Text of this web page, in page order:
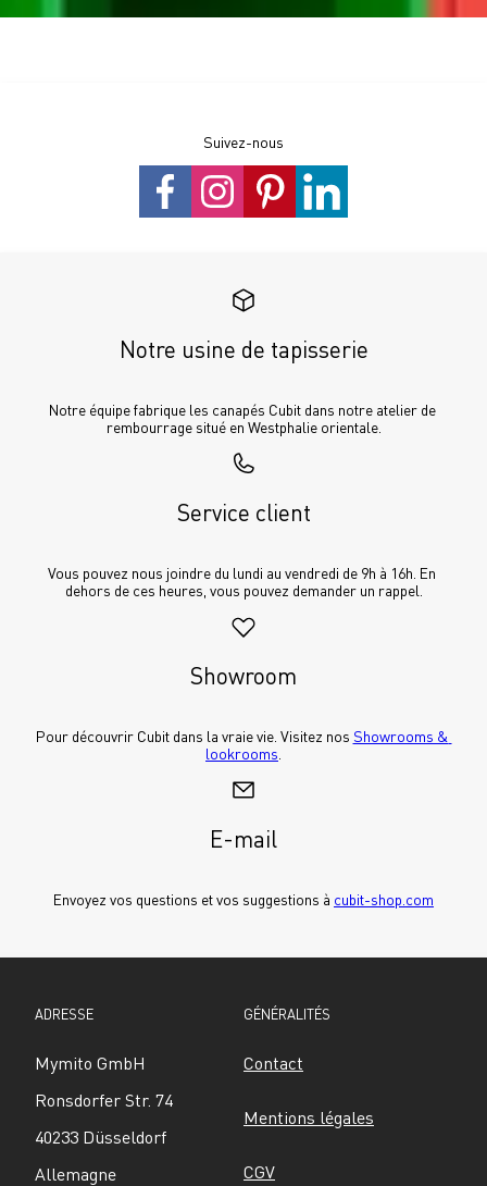
Suivez-nous
Notre usine de tapisserie
Notre équipe fabrique les canapés Cubit dans notre atelier de
rembourrage situé en Westphalie orientale.
Service client
Vous pouvez nous joindre du lundi au vendredi de 9h à 16h. En
dehors de ces heures, vous pouvez demander un rappel.
Showroom
Pour découvrir Cubit dans la vraie vie. Visitez nos Showrooms &
lookrooms
E-mail
Envoyez vos questions et vos suggestions à cubit-shop.com
ADRESSE
Mymito GmbH
Ronsdorfer Str. 74
40233 Düsseldorf
Allemagne
GÉNÉRALITÉS
Contact
Mentions légales
CGV